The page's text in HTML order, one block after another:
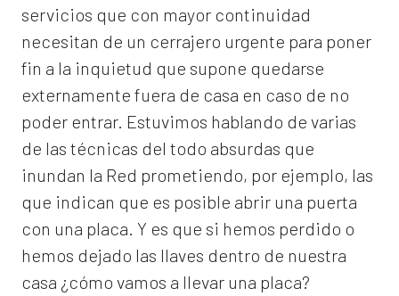
servicios que con mayor continuidad
necesitan de un cerrajero urgente para poner
fin a la inquietud que supone quedarse
externamente fuera de casa en caso de no
poder entrar. Estuvimos hablando de varias
de las técnicas del todo absurdas que
inundan la Red prometiendo, por ejemplo, las
que indican que es posible abrir una puerta
con una placa. Y es que si hemos perdido o
hemos dejado las llaves dentro de nuestra
casa ¿cómo vamos a llevar una placa?